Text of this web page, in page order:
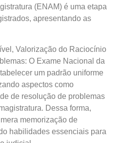
(ENAM) é uma etapa
apresentando as
Valorização do Raciocínio
O Exame Nacional da
um padrão uniforme
aspectos como
de resolução de problemas
Dessa forma,
memorização de
habilidades essenciais para